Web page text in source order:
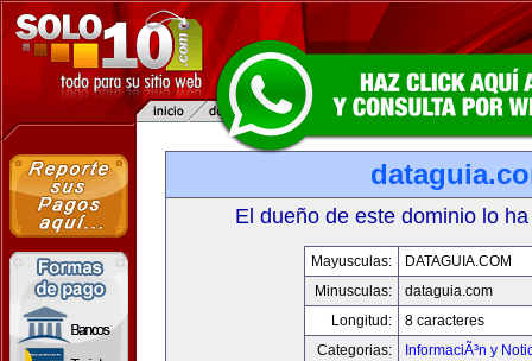
El dueño de este dominio lo
Mayusculas:
DATAGUIA.COM
Minusculas:
dataguia.com
Longitud:
8 caracteres
Categorias:
InformaciÃ³n y